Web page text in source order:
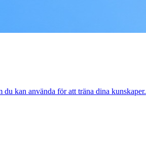
kan använda för att träna dina kunskaper.